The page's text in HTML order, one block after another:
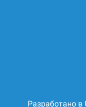
Разработано в